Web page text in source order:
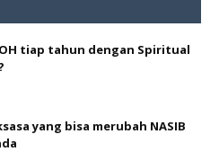
tiap tahun dengan Spiritual
yang bisa merubah NASIB